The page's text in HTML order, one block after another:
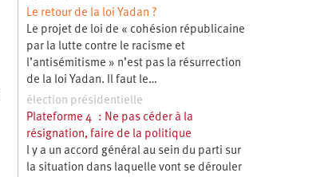
Le retour de la loi Yadan ?
Le projet de loi de « cohésion républicaine
par la lutte contre le racisme et
l’antisémitisme » n’est pas la résurrection
de la loi Yadan. Il faut le…
élection présidentielle
Plateforme 4 : Ne pas céder à la
résignation, faire de la politique
l y a un accord général au sein du parti sur
la situation dans laquelle vont se dérouler